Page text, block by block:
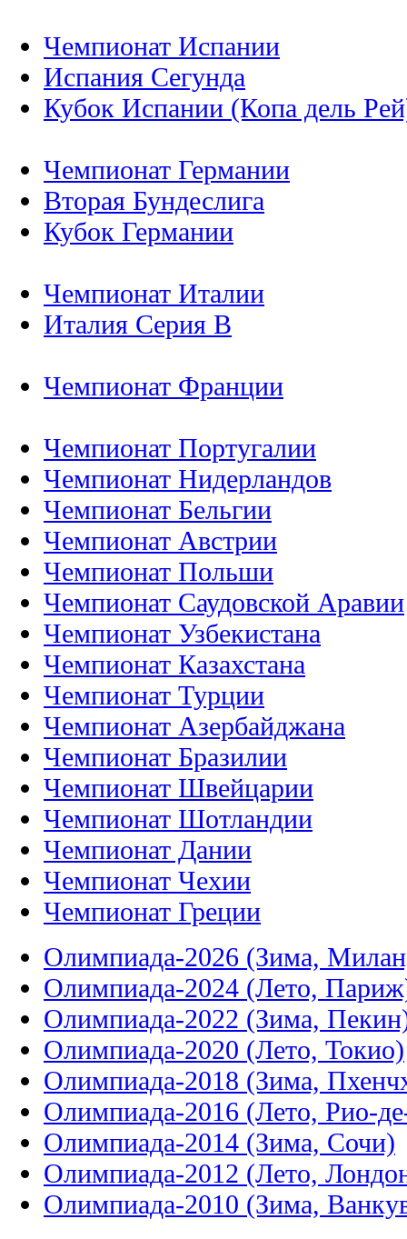
Чемпионат Испании
Испания Сегунда
Кубок Испании (Копа дель
Чемпионат Германии
Вторая Бундеслига
Кубок Германии
Чемпионат Италии
Италия Серия B
Чемпионат Франции
Чемпионат Португалии
Чемпионат Нидерландов
Чемпионат Бельгии
Чемпионат Австрии
Чемпионат Польши
Чемпионат Саудовской Аравии
Чемпионат Узбекистана
Чемпионат Казахстана
Чемпионат Турции
Чемпионат Азербайджана
Чемпионат Бразилии
Чемпионат Швейцарии
Чемпионат Шотландии
Чемпионат Дании
Чемпионат Чехии
Чемпионат Греции
Олимпиада-2026 (Зима,
Олимпиада-2024 (Лето,
Олимпиада-2022 (Зима,
Олимпиада-2020 (Лето, Токио)
Олимпиада-2018 (Зима,
Олимпиада-2016 (Лето, Рио-
Олимпиада-2014 (Зима, Сочи)
Олимпиада-2012 (Лето,
Олимпиада-2010 (Зима,